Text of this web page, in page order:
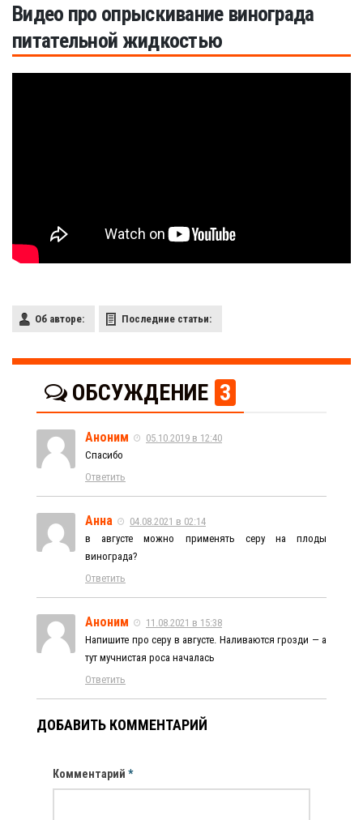
Видео про опрыскивание винограда
питательной жидкостью
Об авторе: Последние статьи:
ОБСУЖДЕНИЕ 3
Аноним
05.10.2019 в 12:40
Спасибо
Ответить
Анна
04.08.2021 в 02:14
в августе можно применять серу на плоды
винограда?
Ответить
Аноним
11.08.2021 в 15:38
Напишите про серу в августе. Наливаются грозди — а
тут мучнистая роса началась
Ответить
ДОБАВИТЬ КОММЕНТАРИЙ
Комментарий *